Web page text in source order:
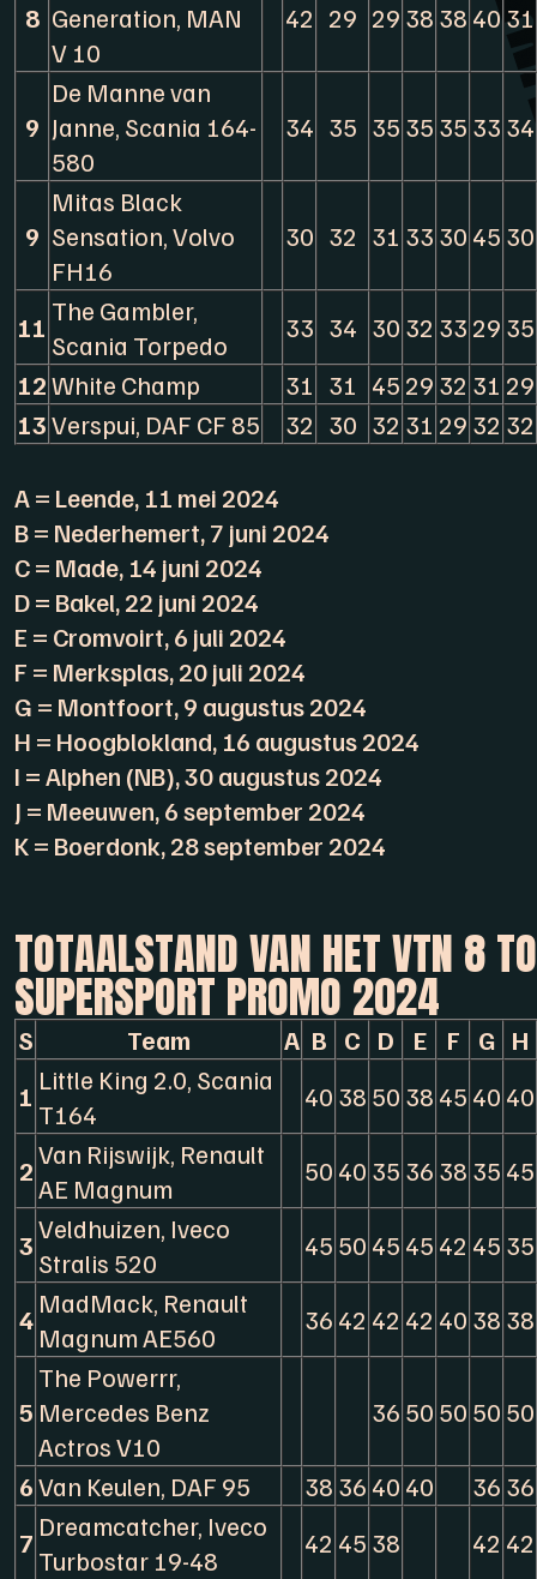
8 Generation, MAN
V 10
42 29 29 38 38 4031
9
De Manne van
Janne, Scania 164-
580
34 35 35 35 35 33 34
9
Mitas Black
Sensation, Volvo
FH16
30 32 31 33 30 45 30
11
The Gambler,
Scania Torpedo
33 34 30 32 33 29 35
12White Champ 31 31 45 29 32 31 29
13Verspui, DAF CF 85 32 30 32 31 29 32 32
A = Leende, 11 mei 2024
B = Nederhemert, 7 juni 2024
C = Made, 14 juni 2024
D = Bakel, 22 juni 2024
E = Cromvoirt, 6 juli 2024
F = Merksplas, 20 juli 2024
G = Montfoort, 9 augustus 2024
H = Hoogblokland, 16 augustus 2024
I = Alphen (NB), 30 augustus 2024
J = Meeuwen, 6 september 2024
K = Boerdonk, 28 september 2024
TOTAALSTAND VAN HET VTN 8
SUPERSPORT PROMO 2024
S Team A B C D E F G H
1
Little King 2.0, Scania
T164
40 38 50 38 45 40 40
2
Van Rijswijk, Renault
AE Magnum
50 40 35 36 38 35 45
3
Veldhuizen, Iveco
Stralis 520
45 50 45 45 42 45 35
4
MadMack, Renault
Magnum AE560
36 42 42 42 40 38 38
5
The Powerrr,
Mercedes Benz
Actros V10
36 50 50 50 50
6Van Keulen, DAF 95 38 36 40 40 36 36
7
Dreamcatcher, Iveco
Turbostar 19-48
42 45 38 42 42